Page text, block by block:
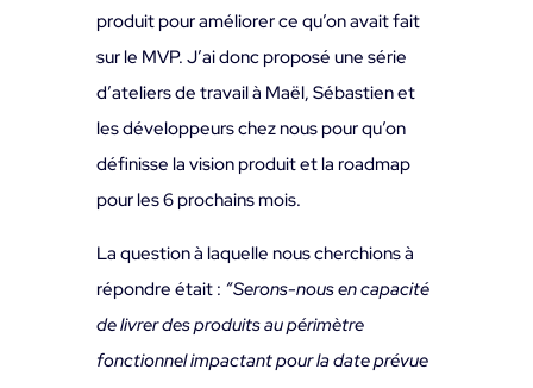
produit pour améliorer ce qu’on avait fait
sur le MVP. J’ai donc proposé une série
d’ateliers de travail à Maël, Sébastien et
les développeurs chez nous pour qu’on
définisse la vision produit et la roadmap
pour les 6 prochains mois.
La question à laquelle nous cherchions à
répondre était : “Serons-nous en capacité
de livrer des produits au périmètre
fonctionnel impactant pour la date prévue